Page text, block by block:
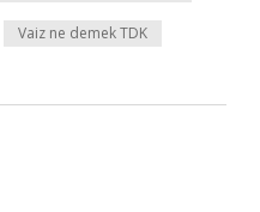
Vaiz ne demek TDK